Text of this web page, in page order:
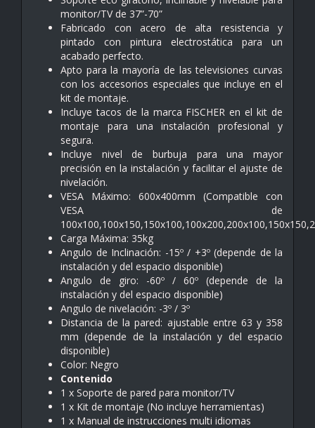
monitor/TV de 37”-70”
Fabricado con acero de alta resistencia y
pintado con pintura electrostática para un
acabado perfecto.
Apto para la mayoría de las televisiones curvas
con los accesorios especiales que incluye en el
kit de montaje.
Incluye tacos de la marca FISCHER en el kit de
montaje para una instalación profesional y
segura.
Incluye nivel de burbuja para una mayor
precisión en la instalación y facilitar el ajuste de
nivelación.
VESA Máximo: 600x400mm (Compatible con
VESA de
Carga Máxima: 35kg
Angulo de Inclinación: -15º / +3º (depende de la
instalación y del espacio disponible)
Angulo de giro: -60º / 60º (depende de la
instalación y del espacio disponible)
Angulo de nivelación: -3º / 3º
Distancia de la pared: ajustable entre 63 y 358
mm (depende de la instalación y del espacio
disponible)
Color: Negro
Contenido
1 x Soporte de pared para monitor/TV
1 x Kit de montaje (No incluye herramientas)
1 x Manual de instrucciones multi idiomas